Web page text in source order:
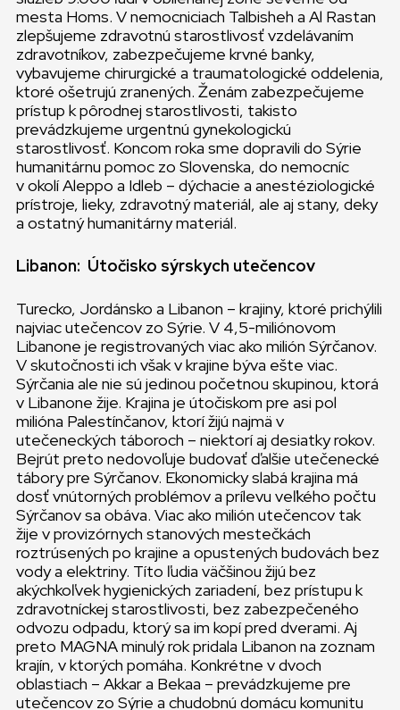
mesta Homs. V nemocniciach Talbisheh a Al Rastan
zlepšujeme zdravotnú starostlivosť vzdelávaním
zdravotníkov, zabezpečujeme krvné banky,
vybavujeme chirurgické a traumatologické oddelenia,
ktoré ošetrujú zranených. Ženám zabezpečujeme
prístup k pôrodnej starostlivosti, takisto
prevádzkujeme urgentnú gynekologickú
starostlivosť. Koncom roka sme dopravili do Sýrie
humanitárnu pomoc zo Slovenska, do nemocníc
v okolí Aleppo a Idleb – dýchacie a anestéziologické
prístroje, lieky, zdravotný materiál, ale aj stany, deky
a ostatný humanitárny materiál.
Libanon: Útočisko sýrskych utečencov
Turecko, Jordánsko a Libanon – krajiny, ktoré prichýlili
najviac utečencov zo Sýrie. V 4,5-miliónovom
Libanone je registrovaných viac ako milión Sýrčanov.
V skutočnosti ich však v krajine býva ešte viac.
Sýrčania ale nie sú jedinou početnou skupinou, ktorá
v Libanone žije. Krajina je útočiskom pre asi pol
milióna Palestínčanov, ktorí žijú najmä v
utečeneckých táboroch – niektorí aj desiatky rokov.
Bejrút preto nedovoľuje budovať ďalšie utečenecké
tábory pre Sýrčanov. Ekonomicky slabá krajina má
dosť vnútorných problémov a prílevu veľkého počtu
Sýrčanov sa obáva. Viac ako milión utečencov tak
žije v provizórnych stanových mestečkách
roztrúsených po krajine a opustených budovách bez
vody a elektriny. Títo ľudia väčšinou žijú bez
akýchkoľvek hygienických zariadení, bez prístupu k
zdravotníckej starostlivosti, bez zabezpečeného
odvozu odpadu, ktorý sa im kopí pred dverami. Aj
preto MAGNA minulý rok pridala Libanon na zoznam
krajín, v ktorých pomáha. Konkrétne v dvoch
oblastiach – Akkar a Bekaa – prevádzkujeme pre
utečencov zo Sýrie a chudobnú domácu komunitu